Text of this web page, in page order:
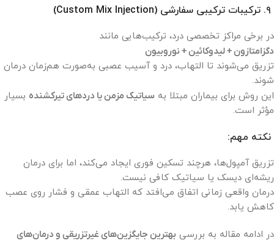
در برخی مراکز تخصصی درد، ترکیب‌هایی مانند
دگزامتازون + لیدوکائین + نوروبیون
تزریق می‌شوند تا التهاب، درد و آسیب عصبی به‌صورت هم‌زمان درمان
شوند.
این روش برای بیماران مبتلا به سیاتیک مزمن یا دردهای تیرکشنده بسیار
مؤثر است.
نکته مهم:
تزریق آمپول‌ها، هرچند تسکین فوری ایجاد می‌کند، اما برای درمان
ریشه‌ای دیسک یا سیاتیک کافی نیست.
درمان واقعی زمانی اتفاق می‌افتد که التهاب عمقی و فشار روی عصب
کاهش یابد.
در ادامه مقاله به بررسی بهترین جایگزین‌های غیرتزریقی و درمان‌های